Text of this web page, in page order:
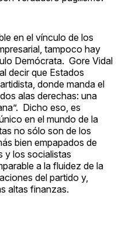
en el vínculo de los
tampoco hay
Demócrata. Gore Vidal
decir que Estados
donde manda el
alas derechas: una
Dicho eso, es
en el mundo de la
no sólo son de los
bien empapados de
y los socialistas
a la fluidez de la
del partido y,
altas finanzas.